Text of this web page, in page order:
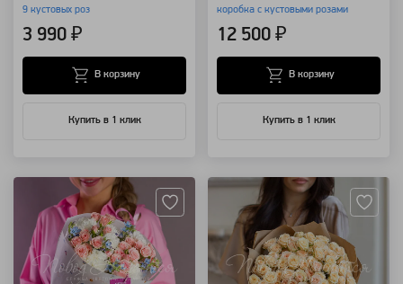
9 кустовых роз
3 990 ₽
Купить в 1 клик
В корзину
коробка с кустовыми розами
12 500 ₽
Купить в 1 клик
В корзину